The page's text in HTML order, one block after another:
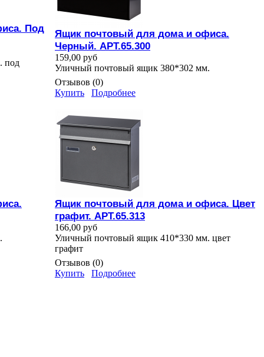
Под
под
Ящик почтовый для дома и офиса.
Черный. АРТ.65.300
159,00 руб
Уличный почтовый ящик 380*302 мм.
Отзывов (0)
Купить
Подробнее
Ящик почтовый для дома и офиса. Цвет
графит. АРТ.65.313
166,00 руб
Уличный почтовый ящик 410*330 мм. цвет
графит
Отзывов (0)
Купить
Подробнее